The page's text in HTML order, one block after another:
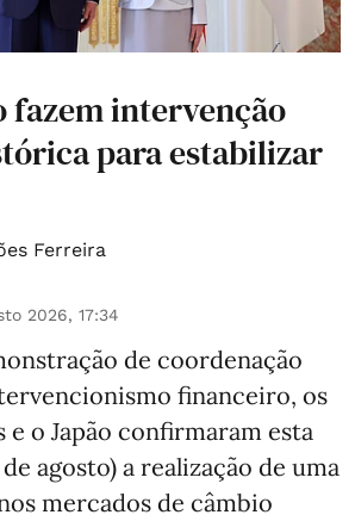
fazem intervenção
para estabilizar
Ferreira
2026, 17:34
de coordenação
financeiro, os
e o Japão confirmaram esta
agosto) a realização de uma
mercados de câmbio